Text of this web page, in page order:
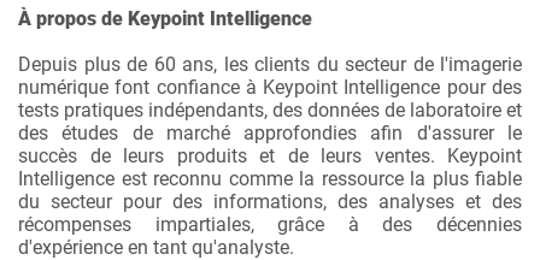
À propos de Keypoint Intelligence
Depuis plus de 60 ans, les clients du secteur de l'imagerie
numérique font confiance à Keypoint Intelligence pour des
tests pratiques indépendants, des données de laboratoire et
des études de marché approfondies afin d'assurer le
succès de leurs produits et de leurs ventes. Keypoint
Intelligence est reconnu comme la ressource la plus fiable
du secteur pour des informations, des analyses et des
récompenses impartiales, grâce à des décennies
d'expérience en tant qu'analyste.